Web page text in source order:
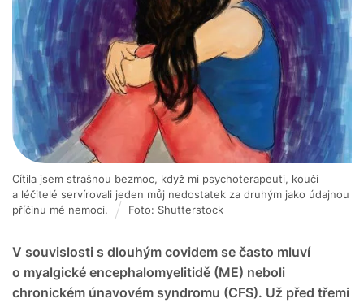
V souvislosti s dlouhým covidem se často mluví
o myalgické encephalomyelitidě (ME) neboli
chronickém únavovém syndromu (CFS). Už před třemi
Cítila jsem strašnou bezmoc, když mi psychoterapeuti, kouči
a léčitelé servírovali jeden můj nedostatek za druhým jako údajnou
příčinu mé nemoci.
Foto: Shutterstock